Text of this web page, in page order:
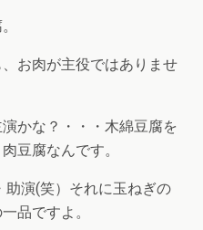
お肉が主役ではありませ
かな？・・・木綿豆腐を
豆腐なんです。
演(笑）それに玉ねぎの
品ですよ。